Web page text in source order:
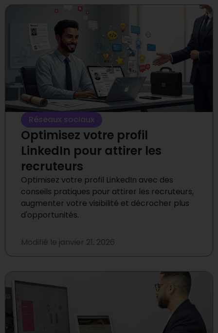
Réseaux sociaux
Optimisez votre profil
LinkedIn pour attirer les
recruteurs
Optimisez votre profil LinkedIn avec des
conseils pratiques pour attirer les recruteurs,
augmenter votre visibilité et décrocher plus
d'opportunités.
Modifié le janvier 21, 2026